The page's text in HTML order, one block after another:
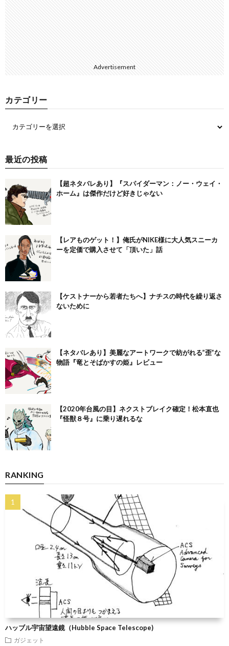
Advertisement
カテゴリー
最近の投稿
【超ネタバレあり】『スパイダーマン：ノー・ウェイ・
ホーム』は傑作だけど好きじゃない
【レアものゲット！】俺氏がNIKE様に大人気スニーカ
ーを定価で購入させて「頂いた」話
【ケストナーから若者たちへ】ナチスの時代を繰り返さ
ないために
【ネタバレあり】美麗なアートワークで紡がれる”歪”な
物語『竜とそばかすの姫』レビュー
【2020年台風の目】ネクストブレイク確定！松本直也
『怪獣８号』に乗り遅れるな
RANKING
ハッブル宇宙望遠鏡（Hubble Space Telescope)
ガジェット